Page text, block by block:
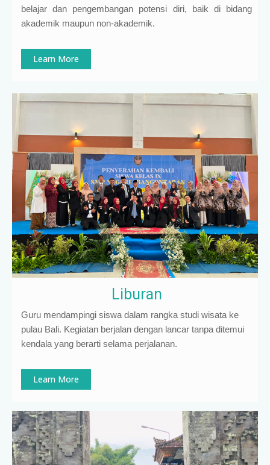
belajar dan pengembangan potensi diri, baik di bidang
akademik maupun non-akademik.
Learn More
Liburan
Guru mendampingi siswa dalam rangka studi wisata ke
pulau Bali. Kegiatan berjalan dengan lancar tanpa ditemui
kendala yang berarti selama perjalanan.
Learn More